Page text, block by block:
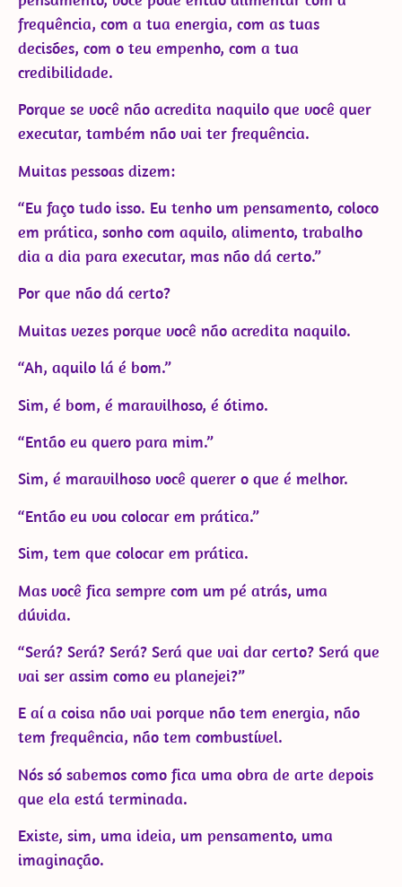
frequência, com a tua energia, com as tuas
decisões, com o teu empenho, com a tua
credibilidade.
Porque se você não acredita naquilo que você quer
executar, também não vai ter frequência.
Muitas pessoas dizem:
“Eu faço tudo isso. Eu tenho um pensamento, coloco
em prática, sonho com aquilo, alimento, trabalho
dia a dia para executar, mas não dá certo.”
Por que não dá certo?
Muitas vezes porque você não acredita naquilo.
“Ah, aquilo lá é bom.”
Sim, é bom, é maravilhoso, é ótimo.
“Então eu quero para mim.”
Sim, é maravilhoso você querer o que é melhor.
“Então eu vou colocar em prática.”
Sim, tem que colocar em prática.
Mas você fica sempre com um pé atrás, uma
dúvida.
“Será? Será? Será? Será que vai dar certo? Será que
vai ser assim como eu planejei?”
E aí a coisa não vai porque não tem energia, não
tem frequência, não tem combustível.
Nós só sabemos como fica uma obra de arte depois
que ela está terminada.
Existe, sim, uma ideia, um pensamento, uma
imaginação.